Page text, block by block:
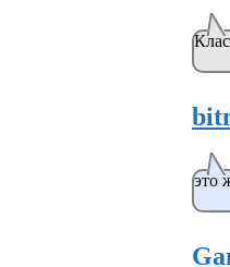
это